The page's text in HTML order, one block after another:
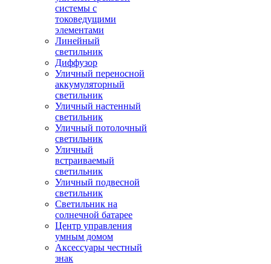
системы с
токоведущими
элементами
Линейный
светильник
Диффузор
Уличный переносной
аккумуляторный
светильник
Уличный настенный
светильник
Уличный потолочный
светильник
Уличный
встраиваемый
светильник
Уличный подвесной
светильник
Светильник на
солнечной батарее
Центр управления
умным домом
Аксессуары честный
знак